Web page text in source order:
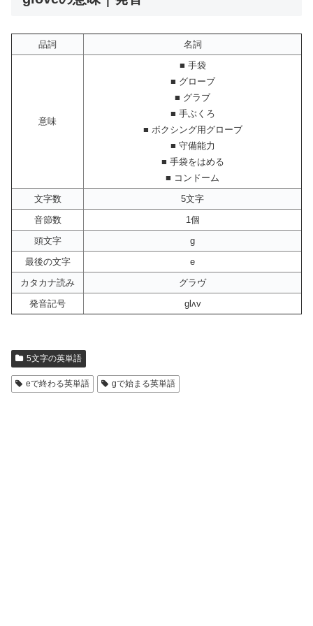
品詞 名詞
意味
■ 手袋
■ グローブ
■ グラブ
■ 手ぶくろ
■ ボクシング用グローブ
■ 守備能力
■ 手袋をはめる
■ コンドーム
文字数
5文字
音節数
1個
頭文字
g
最後の文字
e
カタカナ読み
グラヴ
発音記号
glʌv
5文字の英単語
eで終わる英単語 gで始まる英単語